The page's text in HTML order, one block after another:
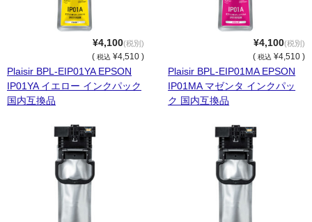
富士フイルムBI
NEC
シャープ
¥4,100(税別)
( 税込 ¥4,510 )
Plaisir BPL-EIP01YA EPSON
IP01YA イエロー インクパック
国内互換品
¥4,100(税別)
( 税込 ¥4,510 )
Plaisir BPL-EIP01MA EPSON
IP01MA マゼンタ インクパッ
ク 国内互換品